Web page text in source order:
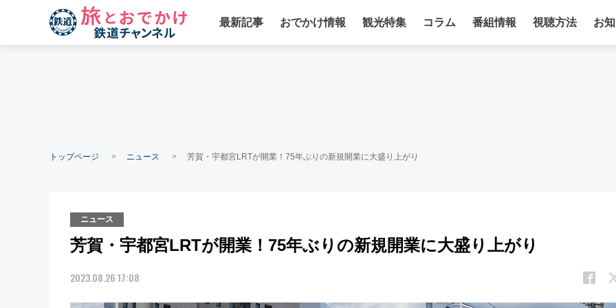
最新記事 おでかけ情報 観光特集 コラム 番組情報 視聴方法 お
トップページ ニュース 芳賀・宇都宮LRTが開業！75年ぶりの新規開業に大盛り上がり
ニュース
芳賀・宇都宮LRTが開業！75年ぶりの新規開業に大盛り上がり
2023.08.26 17:08